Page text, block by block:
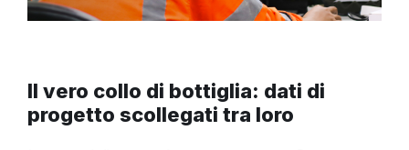
Il vero collo di bottiglia: dati di
progetto scollegati tra loro